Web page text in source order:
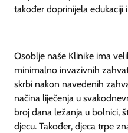
također doprinijela edukaciji
Osoblje naše Klinike ima
minimalno invazivnih
skrbi nakon navedenih
načina liječenja u
broj dana ležanja u bolnici,
djecu. Također, djeca trpe